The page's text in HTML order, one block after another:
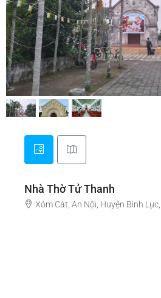
Nhà Thờ Tử Thanh
Xóm Cát, An Nội, Huyện Bình